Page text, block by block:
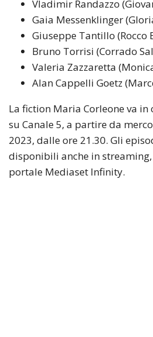
Vladimir Randazzo
Gaia Messenklinger
Giuseppe Tantillo (Rocco
Bruno Torrisi (Corrado
Valeria Zazzaretta
Alan Cappelli Goetz
La fiction Maria Corleone va
su Canale 5, a partire da
2023, dalle ore 21.30. Gli
disponibili anche in
portale Mediaset Infinity.